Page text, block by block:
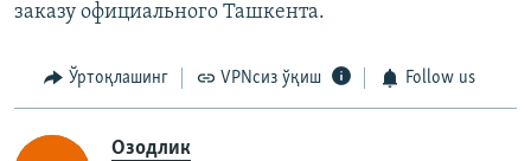
заказу официального Ташкента.
Ўртоқлашинг VPNсиз ўқиш Follow us
Озодлик